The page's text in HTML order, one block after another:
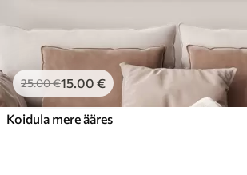
25.00€15.00 €
Koidula mere ääres